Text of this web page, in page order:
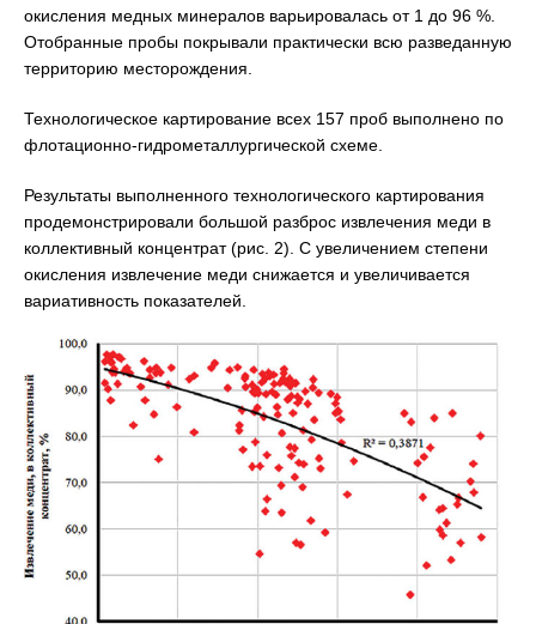
окисления медных минералов варьировалась от 1 до 96 %.
Отобранные пробы покрывали практически всю разведанную
территорию месторождения.
Технологическое картирование всех 157 проб выполнено по
флотационно-гидрометаллургической схеме.
Результаты выполненного технологического картирования
продемонстрировали большой разброс извлечения меди в
коллективный концентрат (рис. 2). С увеличением степени
окисления извлечение меди снижается и увеличивается
вариативность показателей.